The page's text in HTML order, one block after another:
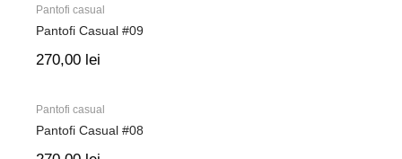
Pantofi casual
Pantofi Casual #09
270,00 lei
Pantofi casual
Pantofi Casual #08